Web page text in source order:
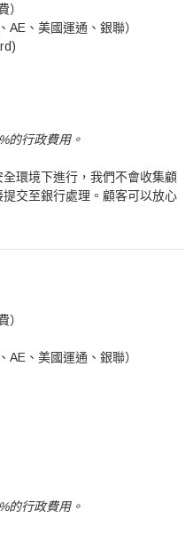
）
、美國運通、銀聯）
的行政費用。
環境下進行，我們不會收集顧
交至銀行處理。顧客可以放心
）
、美國運通、銀聯）
的行政費用。